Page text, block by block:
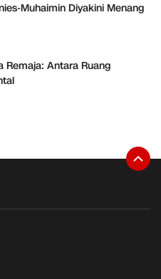
Muhaimin Diyakini Menang
Remaja: Antara Ruang